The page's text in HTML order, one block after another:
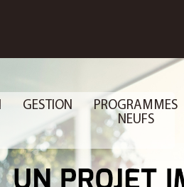
GESTION
PROGRAMMES
NEUFS